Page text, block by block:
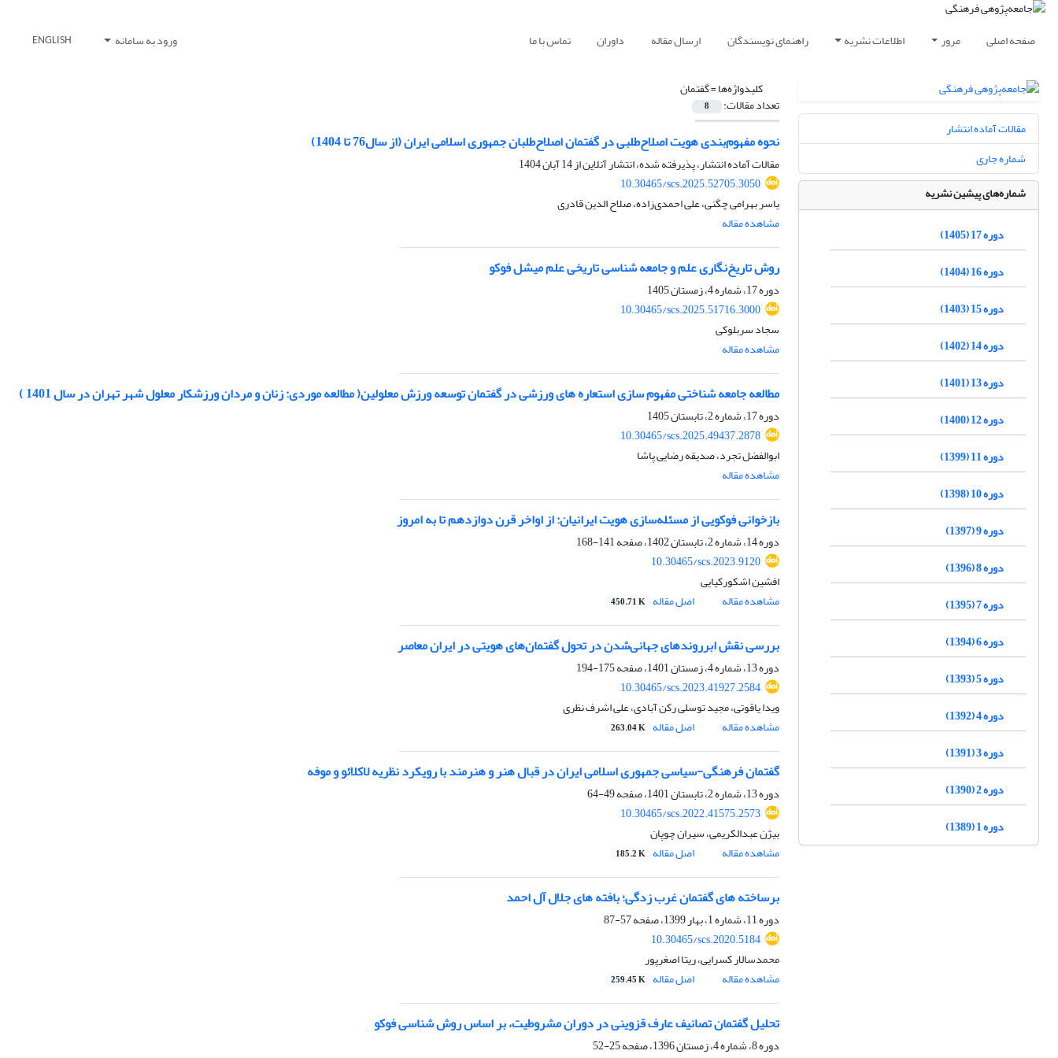
صفحه اصلی مرور اطلاعات نشریه راهنمای نویسندگان ارسال مقاله داوران تماس با ما ورود به سامانه ENGLISH
کلیدواژه‌ها =گفتمان
تعداد مقالات: 8
نحوه مفهوم‌بندی هویت اصلاح‌طلبی در گفتمان اصلاح‌طلبان جمهوری اسلامی ایران (از سال76 تا 1404)
مقالات آماده انتشار، پذیرفته شده، انتشار آنلاین از14 آبان 1404
10.30465/scs.2025.52705.3050
یاسر بهرامی چگنی، علی احمدی‌زاده، صلاح الدین قادری
مشاهده مقاله
روش تاریخ‌نگاری علم و جامعه شناسی تاریخی علم میشل فوکو
دوره 17، شماره 4، زمستان 1405
10.30465/scs.2025.51716.3000
سجاد سربلوکی
مشاهده مقاله
مطالعه جامعه شناختی مفهوم سازی استعاره های ورزشی در گفتمان توسعه ورزش معلولین( مطالعه موردی: زنان و مردان ورزشکار معلول شهر تهران در سال 1401 )
دوره 17، شماره 2، تابستان 1405
10.30465/scs.2025.49437.2878
ابوالفضل تجرد، صدیقه رضایی پاشا
مشاهده مقاله
بازخوانی فوکویی از مسئله‌سازی هویت ایرانیان: از اواخر قرن دوازدهم تا به امروز
دوره 14، شماره 2، تابستان 1402، صفحه
141-168
10.30465/scs.2023.9120
افشین اشکورکیایی
مشاهده مقاله
اصل مقاله 450.71 K
بررسی نقش ابرروندهای جهانی‌شدن در تحول گفتمان‌های‌ هویتی در ایران معاصر
دوره 13، شماره 4، زمستان 1401، صفحه
175-194
10.30465/scs.2023.41927.2584
ویدا یاقوتی، مجید توسلی رکن آبادی، علی اشرف نظری
مشاهده مقاله
اصل مقاله 263.04 K
گفتمان فرهنگی-سیاسی جمهوری اسلامی ایران در قبال هنر و هنرمند با رویکرد نظریه لاکلائو و موفه
دوره 13، شماره 2، تابستان 1401، صفحه
49-64
10.30465/scs.2022.41575.2573
بیژن عبدالکریمی، سیران چوپان
مشاهده مقاله
اصل مقاله 185.2 K
برساخته های گفتمان غرب زدگی؛ بافته های جلال آل احمد
دوره 11، شماره 1، بهار 1399، صفحه
57-87
10.30465/scs.2020.5184
محمدسالار کسرایی، ریتا اصغرپور
مشاهده مقاله
اصل مقاله 259.45 K
تحلیل گفتمان تصانیف عارف قزوینی در دوران مشروطیت، بر اساس روش شناسی فوکو
دوره 8، شماره 4، زمستان 1396، صفحه
25-52
مقالات آماده انتشار
شماره جاری
شماره‌های پیشین نشریه
دوره 17 (1405)
دوره 16 (1404)
دوره 15 (1403)
دوره 14 (1402)
دوره 13 (1401)
دوره 12 (1400)
دوره 11 (1399)
دوره 10 (1398)
دوره 9 (1397)
دوره 8 (1396)
دوره 7 (1395)
دوره 6 (1394)
دوره 5 (1393)
دوره 4 (1392)
دوره 3 (1391)
دوره 2 (1390)
دوره 1 (1389)